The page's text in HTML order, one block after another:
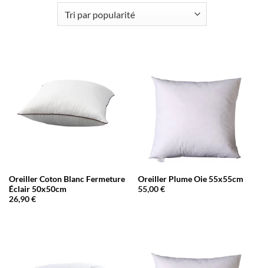
Oreiller Coton Blanc Fermeture
Éclair 50x50cm
26,90€
Oreiller Plume Oie 55x55cm
55,00€